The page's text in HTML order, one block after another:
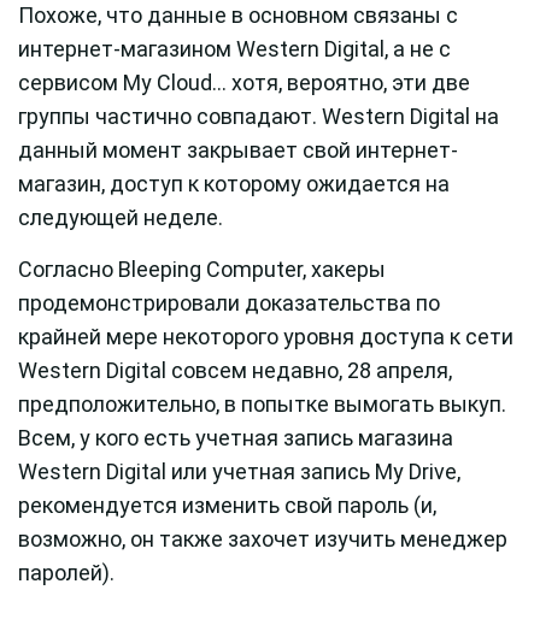
Похоже, что данные в основном связаны с
интернет-магазином Western Digital, а не с
сервисом My Cloud… хотя, вероятно, эти две
группы частично совпадают. Western Digital на
данный момент закрывает свой интернет-
магазин, доступ к которому ожидается на
следующей неделе.
Согласно Bleeping Computer, хакеры
продемонстрировали доказательства по
крайней мере некоторого уровня доступа к сети
Western Digital совсем недавно, 28 апреля,
предположительно, в попытке вымогать выкуп.
Всем, у кого есть учетная запись магазина
Western Digital или учетная запись My Drive,
рекомендуется изменить свой пароль (и,
возможно, он также захочет изучить менеджер
паролей).